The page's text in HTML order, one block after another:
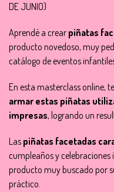
DE JUNIO)
Aprendé a crear piñatas
producto novedoso, muy
catálogo de eventos
En esta masterclass online,
armar estas piñatas
impresas, logrando un
Las piñatas facetadas
cumpleaños y
producto muy buscado por
práctico.